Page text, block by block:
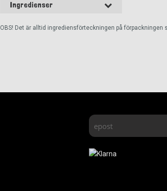
Ingredienser
OBS! Det är alltid ingrediensförteckningen på förpackningen